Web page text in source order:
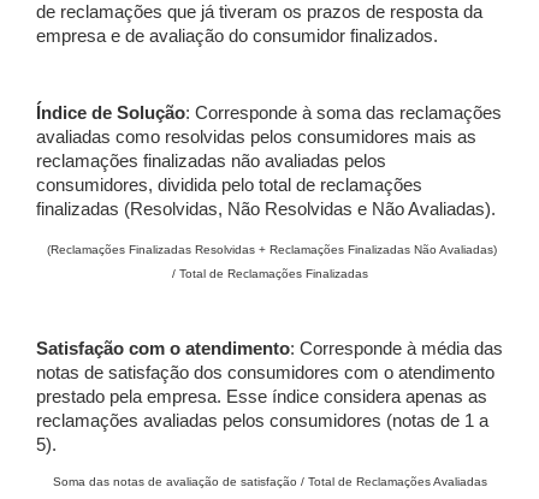
de reclamações que já tiveram os prazos de resposta da
empresa e de avaliação do consumidor finalizados.
Índice de Solução: Corresponde à soma das reclamações
avaliadas como resolvidas pelos consumidores mais as
reclamações finalizadas não avaliadas pelos
consumidores, dividida pelo total de reclamações
finalizadas (Resolvidas, Não Resolvidas e Não Avaliadas).
(Reclamações Finalizadas Resolvidas + Reclamações Finalizadas Não Avaliadas)
/ Total de Reclamações Finalizadas
Satisfação com o atendimento: Corresponde à média das
notas de satisfação dos consumidores com o atendimento
prestado pela empresa. Esse índice considera apenas as
reclamações avaliadas pelos consumidores (notas de 1 a
5).
Soma das notas de avaliação de satisfação / Total de Reclamações Avaliadas